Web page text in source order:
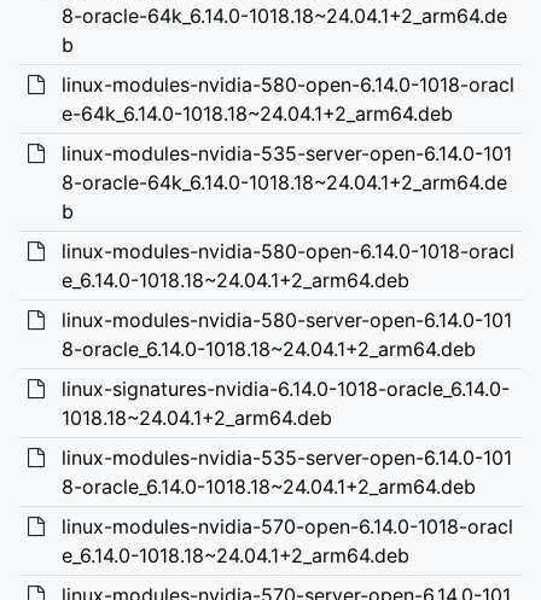
8-oracle-64k_6.14.0-1018.18~24.04.1+2_arm64.de
b
linux-modules-nvidia-580-open-6.14.0-1018-oracl
e-64k_6.14.0-1018.18~24.04.1+2_arm64.deb
linux-modules-nvidia-535-server-open-6.14.0-101
8-oracle-64k_6.14.0-1018.18~24.04.1+2_arm64.de
b
linux-modules-nvidia-580-open-6.14.0-1018-oracl
e_6.14.0-1018.18~24.04.1+2_arm64.deb
linux-modules-nvidia-580-server-open-6.14.0-101
8-oracle_6.14.0-1018.18~24.04.1+2_arm64.deb
linux-signatures-nvidia-6.14.0-1018-oracle_6.14.0-
1018.18~24.04.1+2_arm64.deb
linux-modules-nvidia-535-server-open-6.14.0-101
8-oracle_6.14.0-1018.18~24.04.1+2_arm64.deb
linux-modules-nvidia-570-open-6.14.0-1018-oracl
e_6.14.0-1018.18~24.04.1+2_arm64.deb
linux-modules-nvidia-570-server-open-6.14.0-101